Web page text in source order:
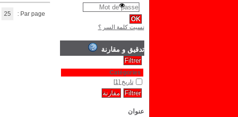
Par page :
25
نسيت كلمة السر ؟
تدقيق و مقارنة
Catégories
تاريخ [1]
عنوان